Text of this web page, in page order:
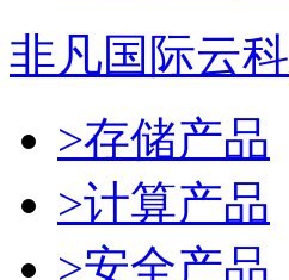
非凡国际云科
>存储产品
>计算产品
>安全产品